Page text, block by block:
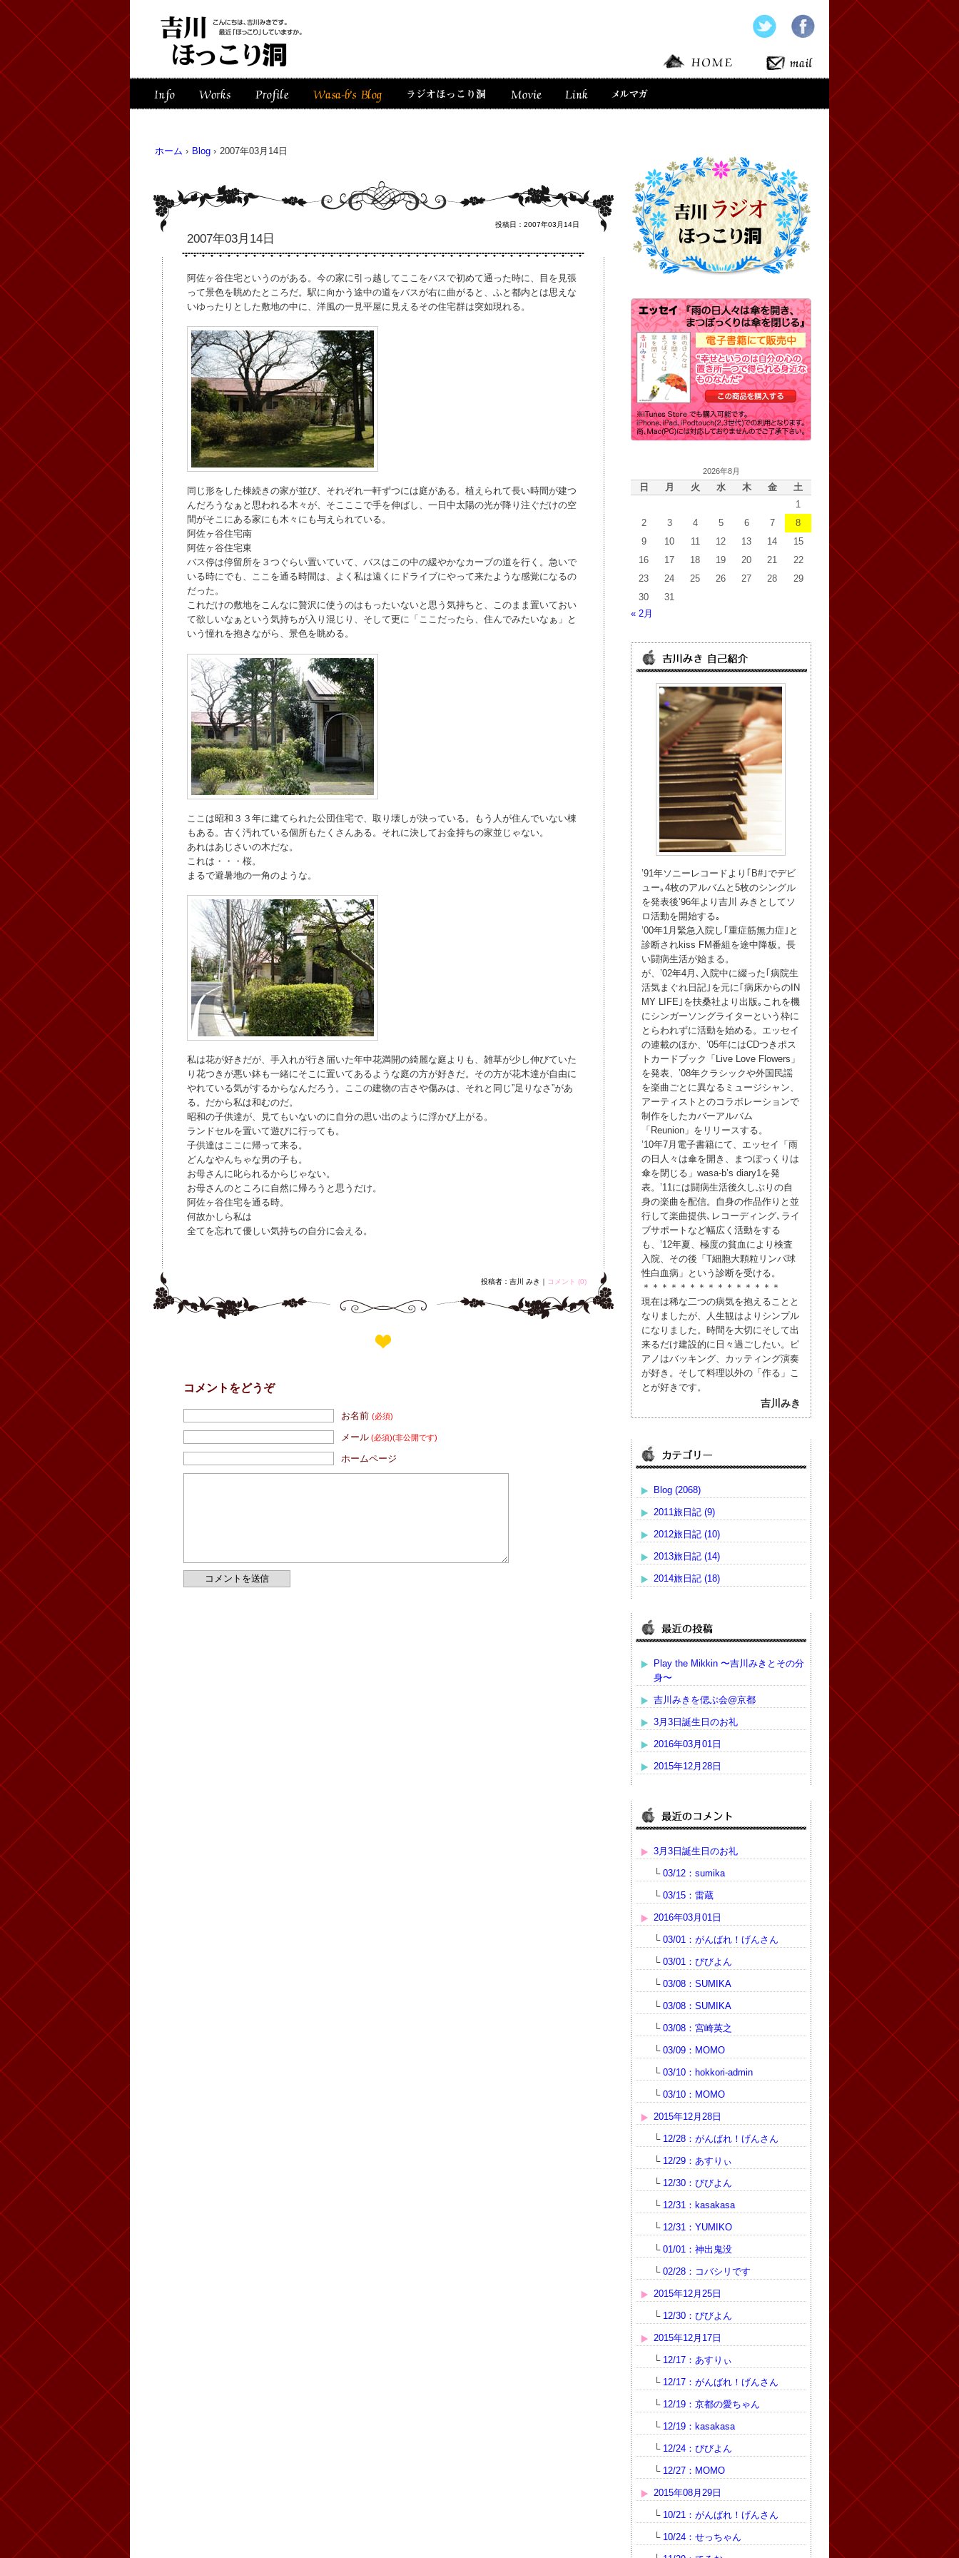
ホーム › Blog › 2007年03月14日
投稿日：2007年03月14日
2007年03月14日
阿佐ヶ谷住宅というのがある。今の家に引っ越してここをバスで初めて通った時に、目を見張
って景色を眺めたところだ。駅に向かう途中の道をバスが右に曲がると、ふと都内とは思えな
いゆったりとした敷地の中に、洋風の一見平屋に見えるその住宅群は突如現れる。
同じ形をした棟続きの家が並び、それぞれ一軒ずつには庭がある。植えられて長い時間が建つ
んだろうなぁと思われる木々が、そこここで手を伸ばし、一日中太陽の光が降り注ぐだけの空
間がそこにある家にも木々にも与えられている。
阿佐ヶ谷住宅南
阿佐ヶ谷住宅東
バス停は停留所を３つぐらい置いていて、バスはこの中の緩やかなカーブの道を行く。急いで
いる時にでも、ここを通る時間は、よく私は遠くにドライブにやって来たような感覚になるの
だった。
これだけの敷地をこんなに贅沢に使うのはもったいないと思う気持ちと、このまま置いておい
て欲しいなぁという気持ちが入り混じり、そして更に「ここだったら、住んでみたいなぁ」と
いう憧れを抱きながら、景色を眺める。
ここは昭和３３年に建てられた公団住宅で、取り壊しが決っている。もう人が住んでいない棟
もある。古く汚れている個所もたくさんある。それに決してお金持ちの家並じゃない。
あれはあじさいの木だな。
これは・・・桜。
まるで避暑地の一角のような。
私は花が好きだが、手入れが行き届いた年中花満開の綺麗な庭よりも、雑草が少し伸びていた
り花つきが悪い鉢も一緒にそこに置いてあるような庭の方が好きだ。その方が花木達が自由に
やれている気がするからなんだろう。ここの建物の古さや傷みは、それと同じ”足りなさ”があ
る。だから私は和むのだ。
昭和の子供達が、見てもいないのに自分の思い出のように浮かび上がる。
ランドセルを置いて遊びに行っても。
子供達はここに帰って来る。
どんなやんちゃな男の子も。
お母さんに叱られるからじゃない。
お母さんのところに自然に帰ろうと思うだけ。
阿佐ヶ谷住宅を通る時。
何故かしら私は
全てを忘れて優しい気持ちの自分に会える。
投稿者：吉川 みき｜ コメント (0)
コメントをどうぞ
お名前(必須)
メール (必須)(非公開です)
ホームページ
2026年8月
日 月 火 水 木 金
土
1
2
3 4 5 6 7
8
9
10 11 12 13 14
15
16
17 18 19 20 21
22
23
24 25 26 27 28
29
30
31
« 2月
’91年ソニーレコードより｢B#｣でデビ
ュー｡4枚のアルバムと5枚のシングル
を発表後’96年より吉川 みきとしてソ
ロ活動を開始する｡
’00年1月緊急入院し｢重症筋無力症｣と
診断されkiss FM番組を途中降板。長
い闘病生活が始まる。
が、’02年4月､入院中に綴った｢病院生
活気まぐれ日記｣を元に｢病床からのIN
MY LIFE｣を扶桑社より出版｡これを機
にシンガーソングライターという枠に
とらわれずに活動を始める。エッセイ
の連載のほか、’05年にはCDつきポス
トカードブック「Live Love Flowers」
を発表、’08年クラシックや外国民謡
を楽曲ごとに異なるミュージシャン、
アーティストとのコラボレーションで
制作をしたカバーアルバム
「Reunion」をリリースする。
’10年7月電子書籍にて、エッセイ「雨
の日人々は傘を開き、まつぼっくりは
傘を閉じる」wasa-b’s diary1を発
表。’11には闘病生活後久しぶりの自
身の楽曲を配信。自身の作品作りと並
行して楽曲提供､レコーディング､ライ
ブサポートなど幅広く活動をする
も、’12年夏、極度の貧血により検査
入院、その後「T細胞大顆粒リンパ球
性白血病」という診断を受ける。
＊＊＊＊＊＊＊＊＊＊＊＊＊＊＊
現在は稀な二つの病気を抱えることと
なりましたが、人生観はよりシンプル
になりました。時間を大切にそして出
来るだけ建設的に日々過ごしたい。ピ
アノはバッキング、カッティング演奏
が好き。そして料理以外の「作る」こ
とが好きです。
吉川みき
Blog (2068)
2011旅日記 (9)
2012旅日記 (10)
2013旅日記 (14)
2014旅日記 (18)
Play the Mikkin 〜吉川みきとその分
身〜
吉川みきを偲ぶ会@京都
3月3日誕生日のお礼
2016年03月01日
2015年12月28日
3月3日誕生日のお礼
└ 03/12：sumika
└ 03/15：雷蔵
2016年03月01日
└ 03/01：がんばれ！げんさん
└ 03/01：びびよん
└ 03/08：SUMIKA
└ 03/08：SUMIKA
└ 03/08：宮崎英之
└ 03/09：MOMO
└ 03/10：hokkori-admin
└ 03/10：MOMO
2015年12月28日
└ 12/28：がんばれ！げんさん
└ 12/29：あすりぃ
└ 12/30：びびよん
└ 12/31：kasakasa
└ 12/31：YUMIKO
└ 01/01：神出鬼没
└ 02/28：コバシリです
2015年12月25日
└ 12/30：びびよん
2015年12月17日
└ 12/17：あすりぃ
└ 12/17：がんばれ！げんさん
└ 12/19：京都の愛ちゃん
└ 12/19：kasakasa
└ 12/24：びびよん
└ 12/27：MOMO
2015年08月29日
└ 10/21：がんばれ！げんさん
└ 10/24：せっちゃん